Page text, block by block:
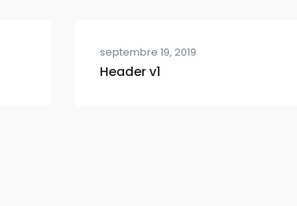
septembre 19, 2019
Header v1